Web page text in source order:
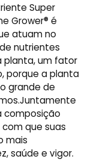
Super
Grower® é
atuam no
nutrientes
planta, um fator
porque a planta
grande de
composição
que suas
mais
saúde e vigor.